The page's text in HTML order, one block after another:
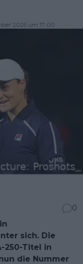
2025 um 17:00
0
sich. Die
250-Titel in
die Nummer